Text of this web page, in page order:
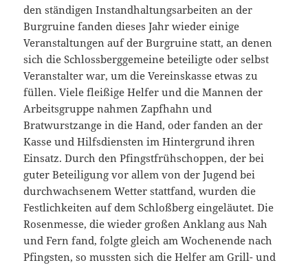
den ständigen Instandhaltungsarbeiten an der
Burgruine fanden dieses Jahr wieder einige
Veranstaltungen auf der Burgruine statt, an denen
sich die Schlossberggemeine beteiligte oder selbst
Veranstalter war, um die Vereinskasse etwas zu
füllen. Viele fleißige Helfer und die Mannen der
Arbeitsgruppe nahmen Zapfhahn und
Bratwurstzange in die Hand, oder fanden an der
Kasse und Hilfsdiensten im Hintergrund ihren
Einsatz. Durch den Pfingstfrühschoppen, der bei
guter Beteiligung vor allem von der Jugendbei
durchwachsenem Wetter stattfand, wurden die
Festlichkeiten auf dem Schloßberg eingeläutet. Die
Rosenmesse, die wieder großen Anklang aus Nah
und Fern fand, folgte gleich am Wochenende nach
Pfingsten, so mussten sich die Helfer am Grill- und